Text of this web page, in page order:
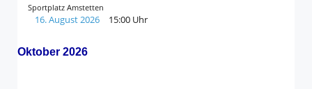
Sportplatz Amstetten
16. August 2026 15:00 Uhr
Oktober 2026